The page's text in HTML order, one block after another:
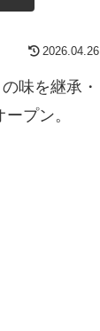
2026.04.26
味を継承・
プン。